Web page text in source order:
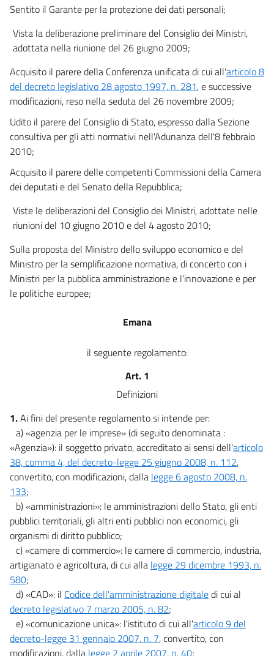
art. 13
art. 14
((PARTE IV
Trattamento dei dati personali e sicurezza))
art. 15
art. 16
art. 17
art. 18
Sentito il Garante per la protezione dei dati personali;
Vista la deliberazione preliminare del Consiglio dei Ministri,
adottata nella riunione del 26 giugno 2009;
Acquisito il parere della Conferenza unificata di cui all'articolo 8
del decreto legislativo 28 agosto 1997, n. 281, e successive
modificazioni, reso nella seduta del 26 novembre 2009;
Udito il parere del Consiglio di Stato, espresso dalla Sezione
consultiva per gli atti normativi nell'Adunanza dell'8 febbraio
2010;
Acquisito il parere delle competenti Commissioni della Camera
dei deputati e del Senato della Repubblica;
Viste le deliberazioni del Consiglio dei Ministri, adottate nelle
riunioni del 10 giugno 2010 e del 4 agosto 2010;
Sulla proposta del Ministro dello sviluppo economico e del
Ministro per la semplificazione normativa, di concerto con i
Ministri per la pubblica amministrazione e l'innovazione e per
le politiche europee;
Emana
il seguente regolamento:
Art. 1
Definizioni
1.Ai fini del presente regolamento si intende per:
a) «agenzia per le imprese» (di seguito denominata :
«Agenzia»): il soggetto privato, accreditato ai sensi dell'articolo
38, comma 4, del decreto-legge 25 giugno 2008, n. 112,
convertito, con modificazioni, dalla legge 6 agosto 2008, n.
133;
b) «amministrazioni»: le amministrazioni dello Stato, gli enti
pubblici territoriali, gli altri enti pubblici non economici, gli
organismi di diritto pubblico;
c) «camere di commercio»: le camere di commercio, industria,
artigianato e agricoltura, di cui alla legge 29 dicembre 1993, n.
580;
d) «CAD»: il Codice dell'amministrazione digitaledi cui al
decreto legislativo 7 marzo 2005, n. 82;
e) «comunicazione unica»: l'istituto di cui all'articolo 9 del
decreto-legge 31 gennaio 2007, n. 7, convertito, con
modificazioni, dalla legge 2 aprile 2007, n. 40;